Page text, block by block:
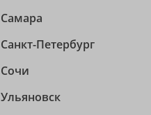
Самара
Санкт-Петербург
Сочи
Ульяновск